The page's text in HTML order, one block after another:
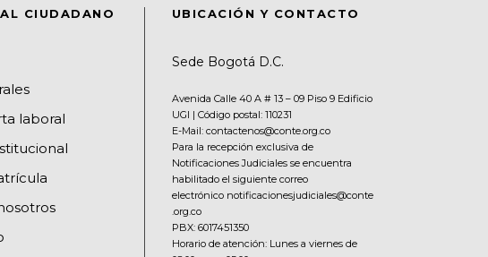
CIUDADANO
laboral
UBICACIÓN Y CONTACTO
Sede Bogotá D.C.
Avenida Calle 40 A # 13 – 09 Piso 9 Edificio
UGI | Código postal: 110231
E-Mail: contactenos@conte.org.co
Para la recepción exclusiva de
Notificaciones Judiciales se encuentra
habilitado el siguiente correo
electrónico notificacionesjudiciales@conte
.org.co
PBX: 6017451350
Horario de atención: Lunes a viernes de